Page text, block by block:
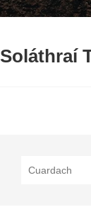
Soláthraí